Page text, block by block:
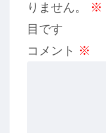
りません。
※
目です
コメント ※